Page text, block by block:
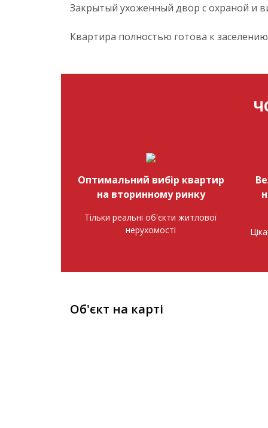
Закрытый ухоженный двор с охраной и
Квартира полностью готова к
Оптимальний вибір квартир
на вторинному ринку
Тільки реальні об'єкти житлової
нерухомості
Об'єкт на карті